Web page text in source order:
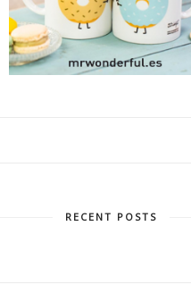
RECENT POSTS